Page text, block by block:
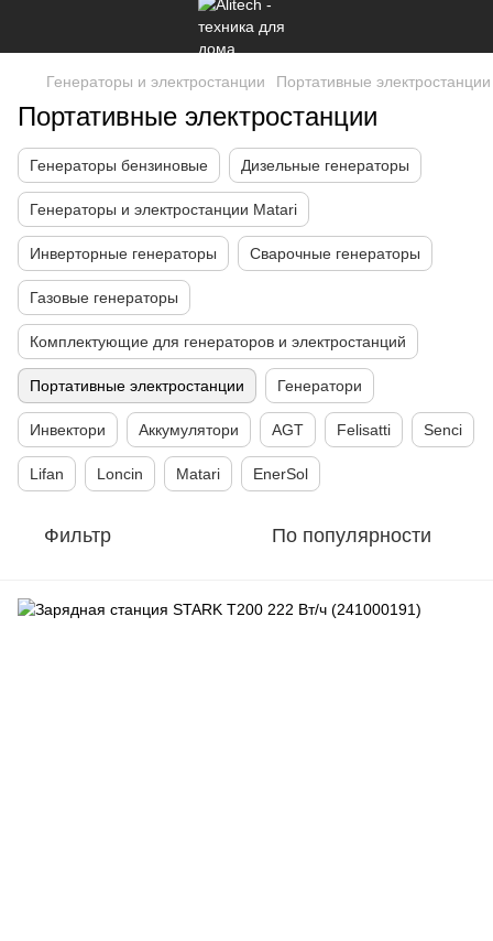
Генераторы и электростанции Портативные электростанции
Портативные электростанции
Генераторы бензиновые Дизельные генераторы
Генераторы и электростанции Matari
Инверторные генераторы Сварочные генераторы
Газовые генераторы
Комплектующие для генераторов и электростанций
Портативные электростанции Генератори
Инвектори Аккумулятори AGT Felisatti Senci
Lifan Loncin Matari EnerSol
Фильтр По популярности